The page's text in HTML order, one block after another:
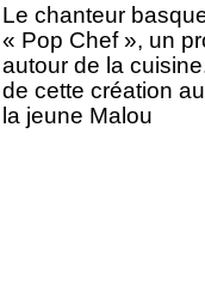
Le chanteur
« Pop Chef », un
autour de la
de cette création
la jeune Malou